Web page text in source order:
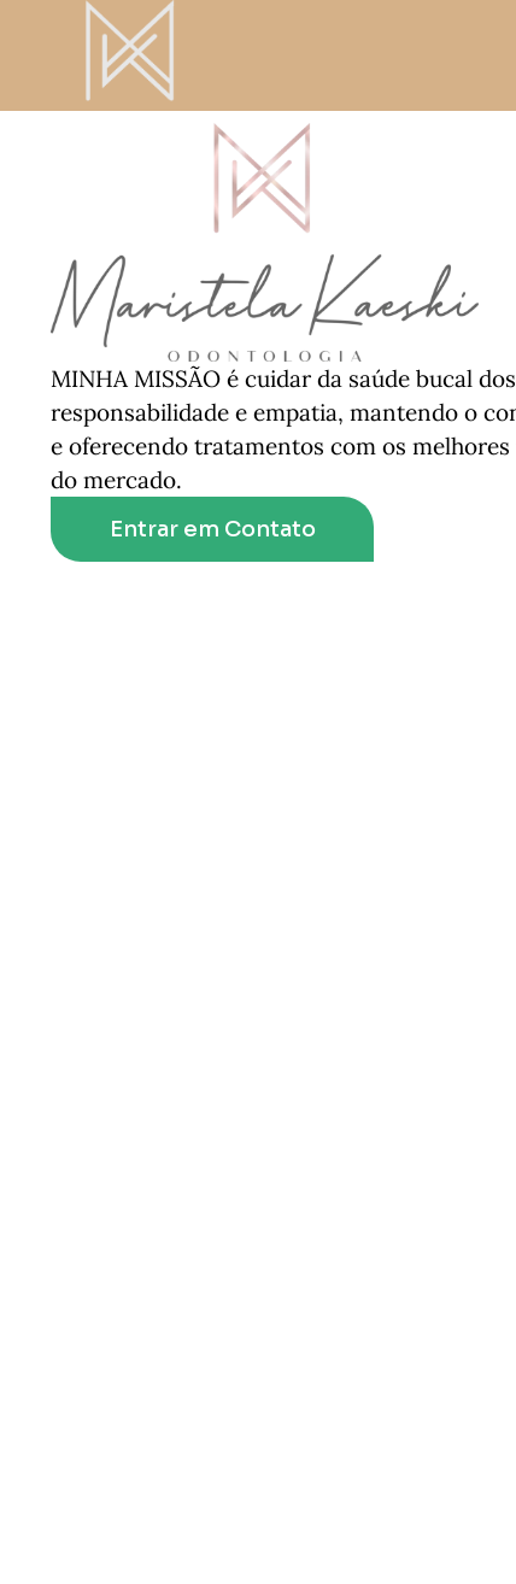
MINHA MISSÃO é cuidar da saúde bucal
responsabilidade e empatia, mantendo o
e oferecendo tratamentos com os
do mercado.
Entrar em Contato